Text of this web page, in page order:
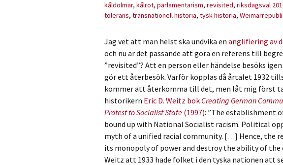
kåldolmar, kålrot, parlamentarism, revisited, riksdagsval
tolerans, transnationell historia, tysk historia,
Jag vet att man helst ska undvika en anglifiering av
och nu är det passande att göra en referens till
”revisited”? Att en person eller händelse besöks
gör ett återbesök. Varför kopplas då årtalet 1932
kommer att återkomma till det, men låt mig först
historikern Eric D. Weitz bok Creating German
Protest to Socialist State (1997): ”The establishment
bound up with National Socialist racism. Political
myth of a unified racial community. […] Hence, the
its monopoly of power and destroy the ability of
Weitz att 1933 hade folket i den tyska nationen att